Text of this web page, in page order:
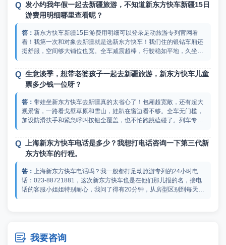
发小约我年假一起去新疆旅游，不知道新东方快车新疆15日
游费用明细哪里查看呢？
新东方快车新疆15日游费用明细可以登录足动旅游专列官网看
看！我第一次和对象去新疆就是选新东方快车！我们住的银钻车厢还
挺舒服，空间够大铺位也宽。全车减震超棒，行驶稳如平地，久坐不
程。餐食每天不重样，中西早餐和新疆特色正餐都有，免费饮料也是
全天供应。车厢内Wi-Fi 全覆盖，办公追剧传照片都不耽误，比自由
行更自由。半个月的时间基本打卡了新疆大部分经典景区，听说现在
生意淡季，想带老婆孩子一起去新疆旅游，新东方快车儿童
票多少钱一位呀？
带娃坐新东方快车去新疆真的太省心了！包厢超宽敞，还有超大
观景窗，一路看戈壁草原和雪山，娃趴在窗边看不够。全车无门槛，
加设防滑扶手和紧急呼叫按钮全覆盖，也不怕跑跳磕碰了。列车专属
儿。餐车有儿童餐和软烂辅食，新疆水果和酸奶管够。酒吧车厢晚上
有小电影、还组织了手工活动，娃能交朋友玩游戏。大人轻松看风
景，娃快乐玩一路，完美亲子游！新东方快车儿童票多少钱我倒没注
上海新东方快车电话是多少？我想打电话咨询一下第三代新
东方快车的行程。
上海新东方快车电话吗？我一般都打足动旅游专列的24小时电
话：023-88721881，这次新东方快车也是在他们那儿报的名，接电
话的客服小姐姐特别耐心，我问了得有20分钟，从房型区别到每天几
上到北屯直接去禾木，完全不耽误。
作为铁路爱好者，我看过官方发布的实车视频和参数，可以负责
 我要咨询